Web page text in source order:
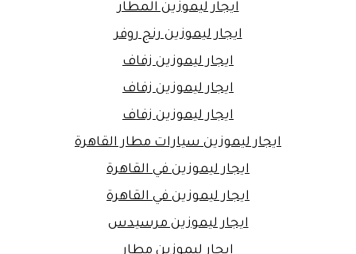
ايجار ليموزين المطار
ايجار ليموزين رنج روفر
ايجار ليموزين زفاف
ايجار ليموزين زفاف
ايجار ليموزين زفاف
ايجار ليموزين سيارات مطار القاهرة
ايجار ليموزين في القاهرة
ايجار ليموزين في القاهرة
ايجار ليموزين مرسيدس
ايجار ليموزين مطار